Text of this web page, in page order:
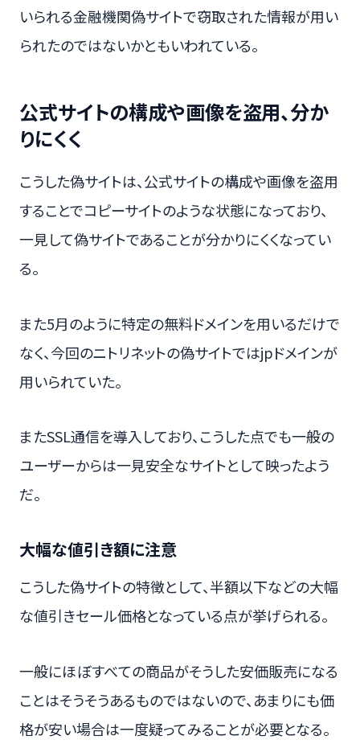
いられる金融機関偽サイトで窃取された情報が用い
られたのではないかともいわれている。
公式サイトの構成や画像を盗用、分か
りにくく
こうした偽サイトは、公式サイトの構成や画像を盗用
することでコピーサイトのような状態になっており、
一見して偽サイトであることが分かりにくくなってい
る。
また5月のように特定の無料ドメインを用いるだけで
なく、今回のニトリネットの偽サイトではjpドメインが
用いられていた。
またSSL通信を導入しており、こうした点でも一般の
ユーザーからは一見安全なサイトとして映ったよう
だ。
大幅な値引き額に注意
こうした偽サイトの特徴として、半額以下などの大幅
な値引きセール価格となっている点が挙げられる。
一般にほぼすべての商品がそうした安価販売になる
ことはそうそうあるものではないので、あまりにも価
格が安い場合は一度疑ってみることが必要となる。